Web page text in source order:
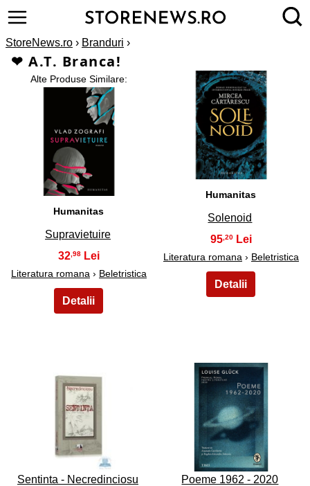
StoreNews.ro › Branduri ›
❤ A.T. Branca!
Alte Produse Similare:
1
Humanitas
Supravietuire
32,98
Literatura romana › Beletristica
2
Humanitas
Solenoid
95,20
Literatura romana › Beletristica
3
Sentinta - Necredinciosu
4
Poeme 1962 - 2020